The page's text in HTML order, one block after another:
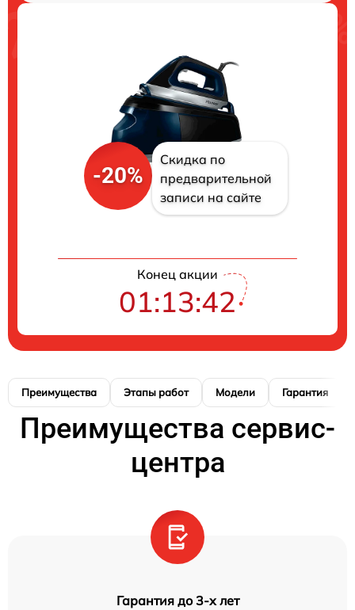
-20%
Скидка по
предварительной
записи на сайте
Конец акции
01:13:41
Преимущества Этапы работ Модели Гарантия
Преимущества сервис-
центра
Гарантия до 3-х лет